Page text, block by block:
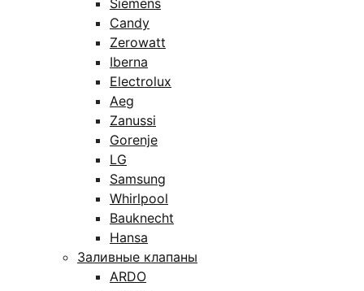
Siemens
Candy
Zerowatt
Iberna
Electrolux
Aeg
Zanussi
Gorenje
LG
Samsung
Whirlpool
Bauknecht
Hansa
Заливные клапаны
ARDO